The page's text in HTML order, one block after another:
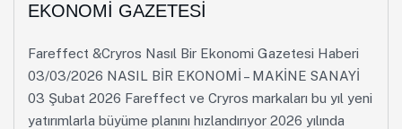
EKONOMİ GAZETESİ
Fareffect &Cryros Nasıl Bir Ekonomi Gazetesi Haberi
03/03/2026 NASIL BİR EKONOMİ – MAKİNE SANAYİ
03 Şubat 2026 Fareffect ve Cryros markaları bu yıl yeni
yatırımlarla büyüme planını hızlandırıyor 2026 yılında